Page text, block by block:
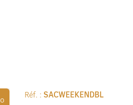
Réf. : SACWEEKENDBL